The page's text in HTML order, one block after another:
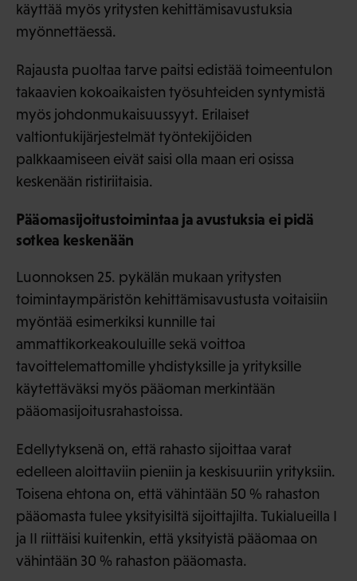
käyttää myös yritysten kehittämisavustuksia
myönnettäessä.
Rajausta puoltaa tarve paitsi edistää toimeentulon
takaavien kokoaikaisten työsuhteiden syntymistä
myös johdonmukaisuussyyt. Erilaiset
valtiontukijärjestelmät työntekijöiden
palkkaamiseen eivät saisi olla maan eri osissa
keskenään ristiriitaisia.
Pääomasijoitustoimintaa ja avustuksia ei pidä
sotkea keskenään
Luonnoksen 25. pykälän mukaan yritysten
toimintaympäristön kehittämisavustusta voitaisiin
myöntää esimerkiksi kunnille tai
ammattikorkeakouluille sekä voittoa
tavoittelemattomille yhdistyksille ja yrityksille
käytettäväksi myös pääoman merkintään
pääomasijoitusrahastoissa.
Edellytyksenä on, että rahasto sijoittaa varat
edelleen aloittaviin pieniin ja keskisuuriin yrityksiin.
Toisena ehtona on, että vähintään 50 % rahaston
pääomasta tulee yksityisiltä sijoittajilta. Tukialueilla I
ja II riittäisi kuitenkin, että yksityistä pääomaa on
vähintään 30 % rahaston pääomasta.